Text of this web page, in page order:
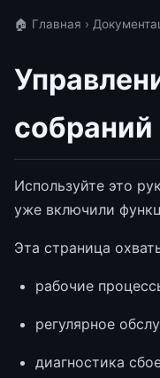
🏠 Главная ›
собраний
Используйте это
уже включили
Эта страница
рабочие
регулярное
диагностика